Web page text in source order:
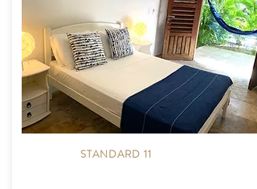
STANDARD 11